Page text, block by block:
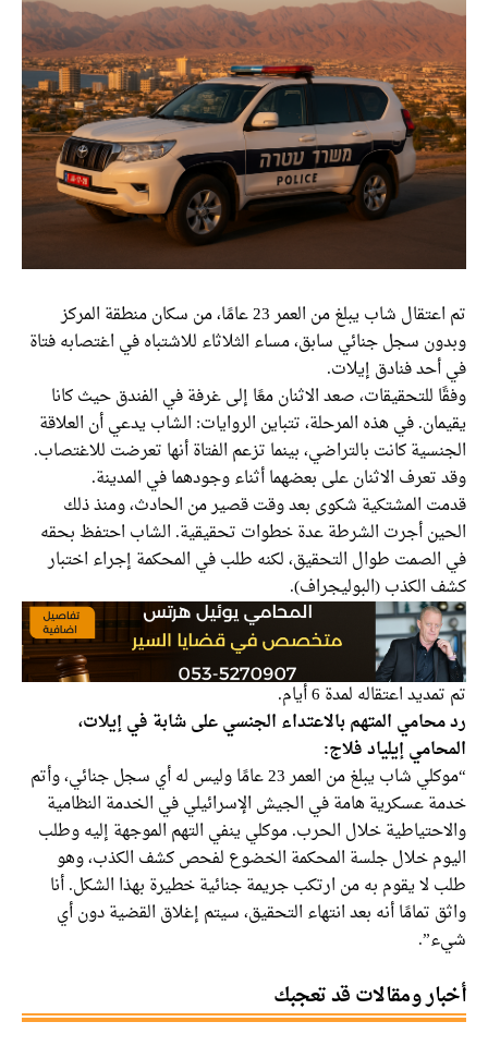
تم اعتقال شاب يبلغ من العمر 23 عامًا، من سكان منطقة المركز
وبدون سجل جنائي سابق، مساء الثلاثاء للاشتباه في اغتصابه فتاة
في أحد فنادق إيلات.
وفقًا للتحقيقات، صعد الاثنان معًا إلى غرفة في الفندق حيث كانا
يقيمان. في هذه المرحلة، تتباين الروايات: الشاب يدعي أن العلاقة
الجنسية كانت بالتراضي، بينما تزعم الفتاة أنها تعرضت للاغتصاب.
وقد تعرف الاثنان على بعضهما أثناء وجودهما في المدينة.
قدمت المشتكية شكوى بعد وقت قصير من الحادث، ومنذ ذلك
الحين أجرت الشرطة عدة خطوات تحقيقية. الشاب احتفظ بحقه
في الصمت طوال التحقيق، لكنه طلب في المحكمة إجراء اختبار
كشف الكذب (البوليجراف).
تم تمديد اعتقاله لمدة 6 أيام.
رد محامي المتهم بالاعتداء الجنسي على شابة في إيلات،
المحامي إيلياد فلاج:
“موكلي شاب يبلغ من العمر 23 عامًا وليس له أي سجل جنائي، وأتم
خدمة عسكرية هامة في الجيش الإسرائيلي في الخدمة النظامية
والاحتياطية خلال الحرب. موكلي ينفي التهم الموجهة إليه وطلب
اليوم خلال جلسة المحكمة الخضوع لفحص كشف الكذب، وهو
طلب لا يقوم به من ارتكب جريمة جنائية خطيرة بهذا الشكل. أنا
واثق تمامًا أنه بعد انتهاء التحقيق، سيتم إغلاق القضية دون أي
شيء”.
أخبار ومقالات قد تعجبك